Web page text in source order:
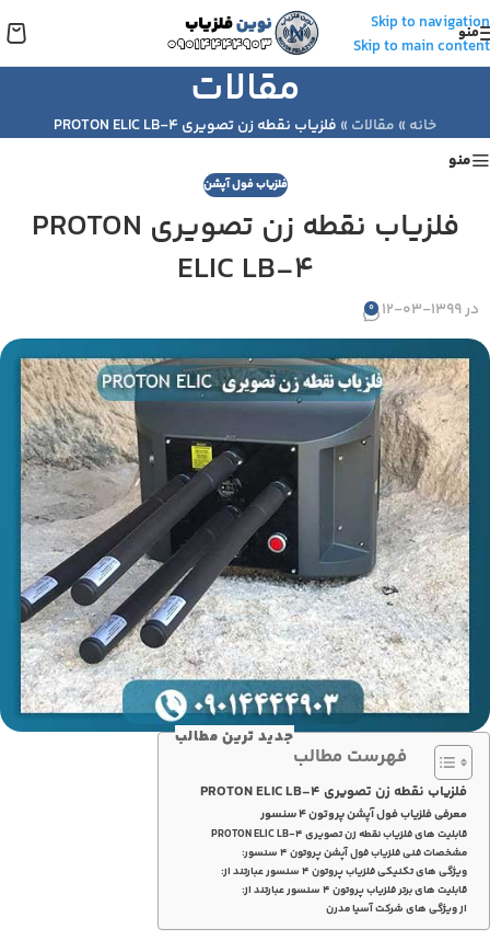
Skip to navigation
Skip to main content
منو
مقالات
خانه » مقالات » فلزیاب نقطه زن تصویری PROTON ELIC LB-4
منو
فلزیاب فول آپشن
فلزیاب نقطه زن تصویری PROTON
ELIC LB-4
در 1399-03-12 0
جدید ترین مطالب
فهرست مطالب
فلزیاب نقطه زن تصویری PROTON ELIC LB-4
معرفی فلزیاب فول آپشن پروتون 4 سنسور
قابلیت های فلزیاب نقطه زن تصویری PROTON ELIC LB-4
مشخصات فنی فلزیاب فول آپشن پروتون 4 سنسور:
ویژگی های تکنیکی فلزیاب پروتون 4 سنسور عبارتند از:
قابلیت‌ های برتر فلزیاب پروتون 4 سنسور عبارتند از:
از ویژگی های شرکت آسیا مدرن